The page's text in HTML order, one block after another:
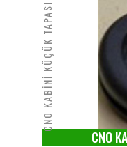
CNO KABİNİ KÜÇÜK TAPASI
CNO